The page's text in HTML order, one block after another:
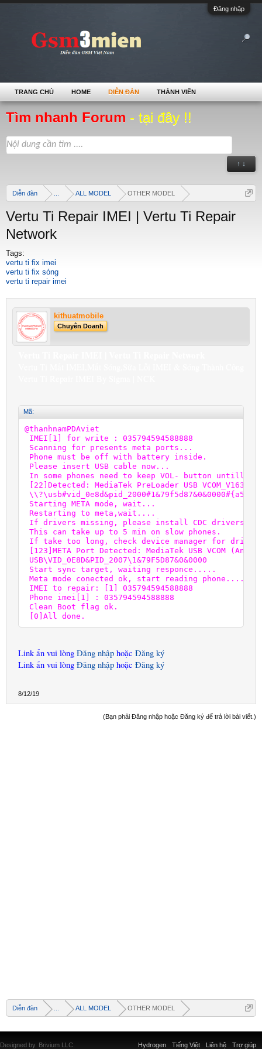
Đăng nhập
Tìm nhanh Forum - tại đây !!
↑ ↓
Diễn đàn ALL MODEL OTHER MODEL
Vertu Ti Repair IMEI | Vertu Ti Repair
Network
Tags:
vertu ti fix imei
vertu ti fix sóng
vertu ti repair imei
kithuatmobile
Chuyên Doanh
Mã:
@thanhnamPDAviet
IMEI[1] for write : 035794594588888
Scanning for presents meta ports...
Phone must be off with battery inside.
Please insert USB cable now...
In some phones need to keep VOL- button untill
[22]Detected: MediaTek PreLoader USB VCOM_V1632
Starting META mode, wait...
Restarting to meta,wait....
If drivers missing, please install CDC drivers.
This can take up to 5 min on slow phones.
If take too long, check device manager for
[123]META Port Detected: MediaTek USB VCOM
USB\VID_0E8D&PID_2007\1&79F5D87&0&0000
Start sync target, waiting responce.....
Meta mode conected ok, start reading phone....
IMEI to repair: [1] 035794594588888
Phone imei[1] : 035794594588888
Clean Boot flag ok.
[0]All done.
Link ẩn vui lòng Đăng nhập hoặc Đăng ký
Link ẩn vui lòng Đăng nhập hoặc Đăng ký
8/12/19
(Bạn phải Đăng nhập hoặc Đăng ký để trả lời bài viết.)
Diễn đàn ALL MODEL OTHER MODEL
TRANG CHỦ HOME DIỄN ĐÀN THÀNH VIÊN
Liên hệ Trợ giúp
Hydrogen Tiếng Việt
Designed by Brivium LLC.